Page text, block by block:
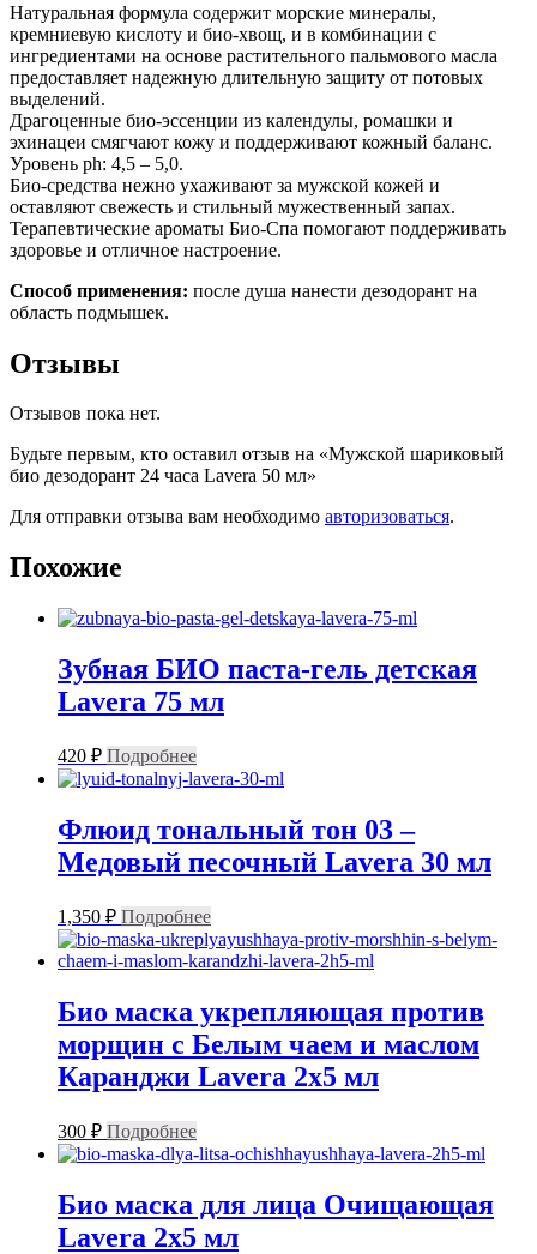
Натуральная формула содержит морские минералы,
кремниевую кислоту и био-хвощ, и в комбинации с
ингредиентами на основе растительного пальмового масла
предоставляет надежную длительную защиту от потовых
выделений.
Драгоценные био-эссенции из календулы, ромашки и
эхинацеи смягчают кожу и поддерживают кожный баланс.
Уровень ph: 4,5 – 5,0.
Био-средства нежно ухаживают за мужской кожей и
оставляют свежесть и стильный мужественный запах.
Терапевтические ароматы Био-Спа помогают поддерживать
здоровье и отличное настроение.
Способ применения: после душа нанести дезодорант на
область подмышек.
Отзывы
Отзывов пока нет.
Будьте первым, кто оставил отзыв на «Мужской шариковый
био дезодорант 24 часа Lavera 50 мл»
Для отправки отзыва вам необходимо авторизоваться.
Похожие
Зубная БИО паста-гель детская
Lavera 75 мл
420 ₽ Подробнее
Флюид тональный тон 03 –
Медовый песочный Lavera 30 мл
1,350 ₽ Подробнее
Био маска укрепляющая против
морщин с Белым чаем и маслом
Каранджи Lavera 2х5 мл
300 ₽ Подробнее
Био маска для лица Очищающая
Lavera 2х5 мл